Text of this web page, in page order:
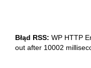
Błąd RSS: WP HTTP
out after 10002